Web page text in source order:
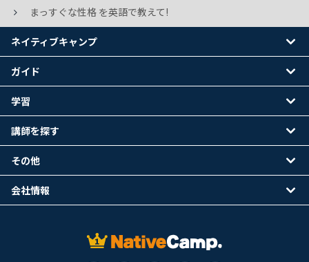
まっすぐな性格 を英語で教えて!
ネイティブキャンプ
ガイド
学習
講師を探す
その他
会社情報